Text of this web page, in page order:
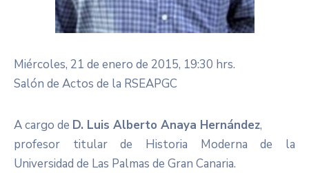
Miércoles, 21 de enero de 2015, 19:30 hrs.
Salón de Actos de la RSEAPGC
A cargo de D. Luis Alberto Anaya Hernández,
profesor titular de Historia Moderna de la
Universidad de Las Palmas de Gran Canaria.